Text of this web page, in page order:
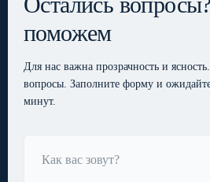
поможем
Для нас важна прозрачность и
вопросы. Заполните форму и
минут.